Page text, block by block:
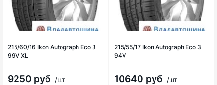
215/60/16 Ikon Autograph Eco 3
99V XL
9250 руб /шт
215/55/17 Ikon Autograph Eco 3
94V
10640 руб /шт